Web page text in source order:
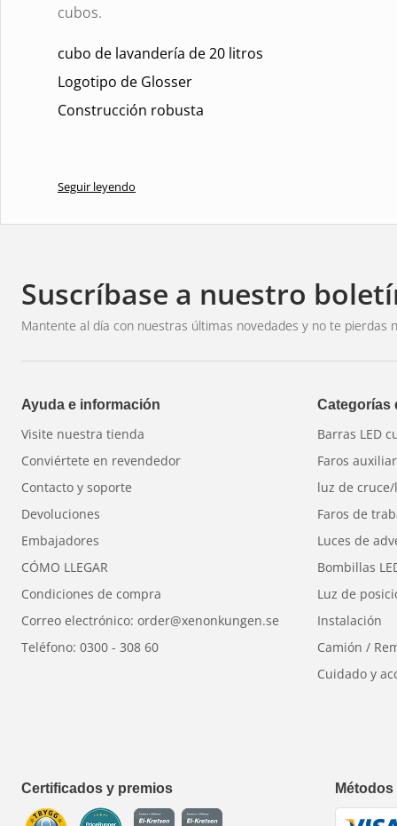
cubos.
cubo de lavandería de 20 litros
Logotipo de Glosser
Construcción robusta
Seguir leyendo
Suscríbase a nuestro
Mantente al día con nuestras últimas novedades y no te pierdas
Ayuda e información
Visite nuestra tienda
Conviértete en revendedor
Contacto y soporte
Devoluciones
Embajadores
CÓMO LLEGAR
Condiciones de compra
Correo electrónico: order@xenonkungen.se
Teléfono: 0300 - 308 60
Categorías
Barras LED
Faros
luz de
Faros de
Luces de
Bombillas
Luz de
Instalación
Camión /
Cuidado y
Certificados y premios